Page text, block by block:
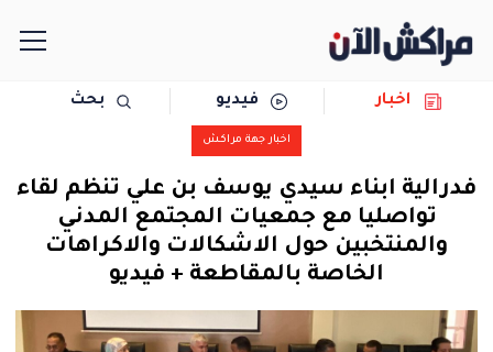
سياسة
حوادث
اخبار فيديو بحث
اخبار جهة مراكش
فدرالية ابناء سيدي يوسف بن علي تنظم لقاء
تواصليا مع جمعيات المجتمع المدني
والمنتخبين حول الاشكالات والاكراهات
الخاصة بالمقاطعة + فيديو